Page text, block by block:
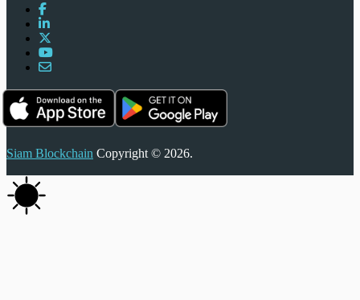
Siam Blockchain Copyright © 2026.